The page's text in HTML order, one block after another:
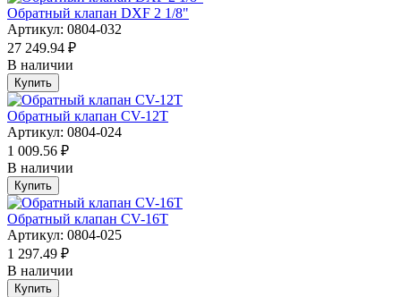
Обратный клапан DXF 2 1/8"
Артикул: 0804-032
27 249.94 ₽
В наличии
Купить
Обратный клапан CV-12T
Артикул: 0804-024
1 009.56 ₽
В наличии
Купить
Обратный клапан CV-16T
Артикул: 0804-025
1 297.49 ₽
В наличии
Купить